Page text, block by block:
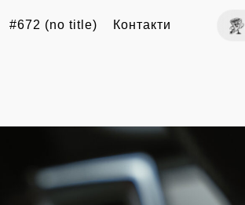
#672 (no title) Контакти